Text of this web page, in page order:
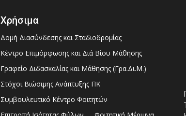
Χρήσιμα
Δομή Διασύνδεσης και Σταδιοδρομίας
Κέντρο Επιμόρφωσης και Διά Βίου Μάθησης
Γραφείο Διδασκαλίας και Μάθησης (Γρα.Δι.Μ.)
Στόχοι Βιώσιμης Ανάπτυξης ΠΚ
Συμβουλευτικό Κέντρο Φοιτητών